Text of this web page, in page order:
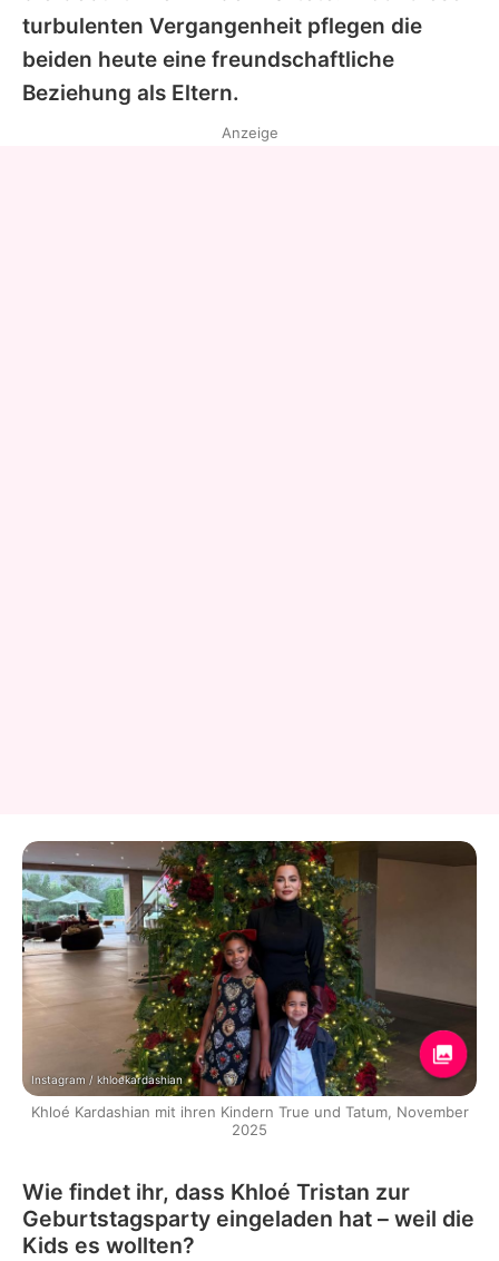
turbulenten Vergangenheit pflegen die
beiden heute eine freundschaftliche
Beziehung als Eltern.
Anzeige
Instagram / khloekardashian
Khloé Kardashian mit ihren Kindern True und Tatum, November
2025
Wie findet ihr, dass Khloé Tristan zur
Geburtstagsparty eingeladen hat – weil die
Kids es wollten?